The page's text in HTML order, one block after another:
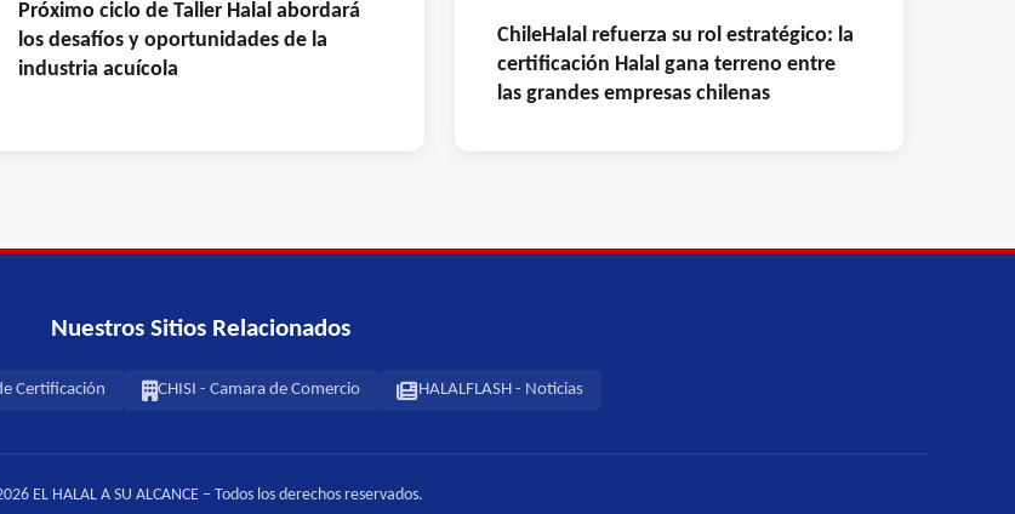
Próximo ciclo de Taller Halal abordará
los desafíos y oportunidades de la
industria acuícola
ChileHalal refuerza su rol estratégico: la
certificación Halal gana terreno entre
las grandes empresas chilenas
Nuestros Sitios Relacionados
Certificación CHISI - Camara de Comercio HALALFLASH - Noticias
EL HALAL A SU ALCANCE – Todos los derechos reservados.